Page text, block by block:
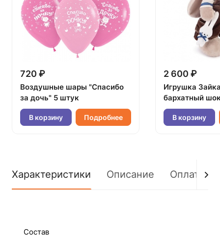
720 ₽
Воздушные шары "Спасибо
за дочь" 5 штук
В корзину Подробнее
2 600 ₽
Игрушка
бархатный
В корзину
Характеристики Описание Оплата
Состав